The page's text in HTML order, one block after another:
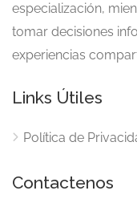
especialización,
tomar decisiones
experiencias
Links Útiles
Política de
Contactenos